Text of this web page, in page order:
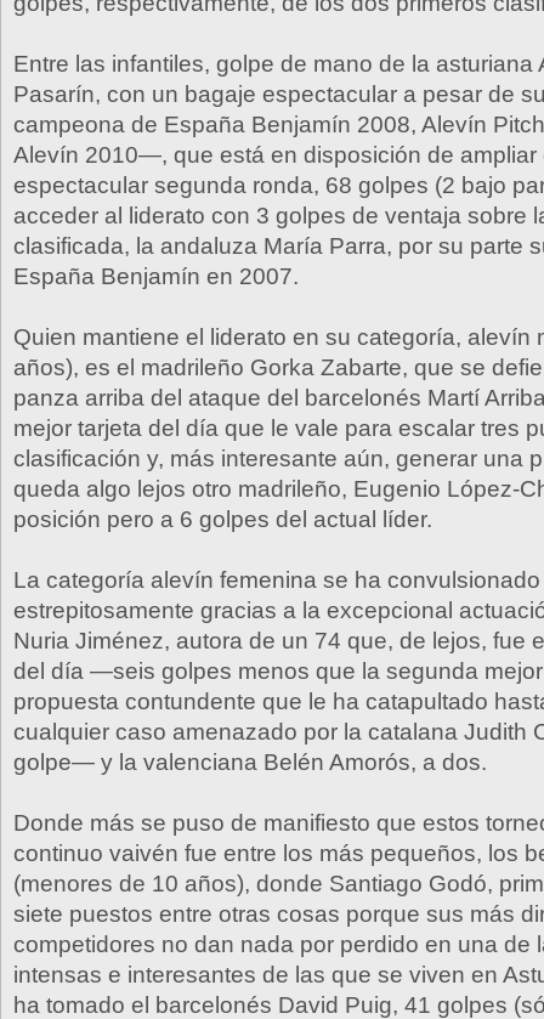
Entre las infantiles, golpe de mano de la asturiana
Pasarín, con un bagaje espectacular a pesar de
campeona de España Benjamín 2008, Alevín
Alevín 2010—, que está en disposición de ampliar
espectacular segunda ronda, 68 golpes (2 bajo
acceder al liderato con 3 golpes de ventaja sobre
clasificada, la andaluza María Parra, por su parte
España Benjamín en 2007.
Quien mantiene el liderato en su categoría, alevín
años), es el madrileño Gorka Zabarte, que se
panza arriba del ataque del barcelonés Martí
mejor tarjeta del día que le vale para escalar tres
clasificación y, más interesante aún, generar una
queda algo lejos otro madrileño, Eugenio López-
posición pero a 6 golpes del actual líder.
La categoría alevín femenina se ha convulsionado
estrepitosamente gracias a la excepcional
Nuria Jiménez, autora de un 74 que, de lejos, fue
del día —seis golpes menos que la segunda
propuesta contundente que le ha catapultado
cualquier caso amenazado por la catalana Judith
golpe— y la valenciana Belén Amorós, a dos.
Donde más se puso de manifiesto que estos
continuo vaivén fue entre los más pequeños, los
(menores de 10 años), donde Santiago Godó,
siete puestos entre otras cosas porque sus más
competidores no dan nada por perdido en una de
intensas e interesantes de las que se viven en
ha tomado el barcelonés David Puig, 41 golpes